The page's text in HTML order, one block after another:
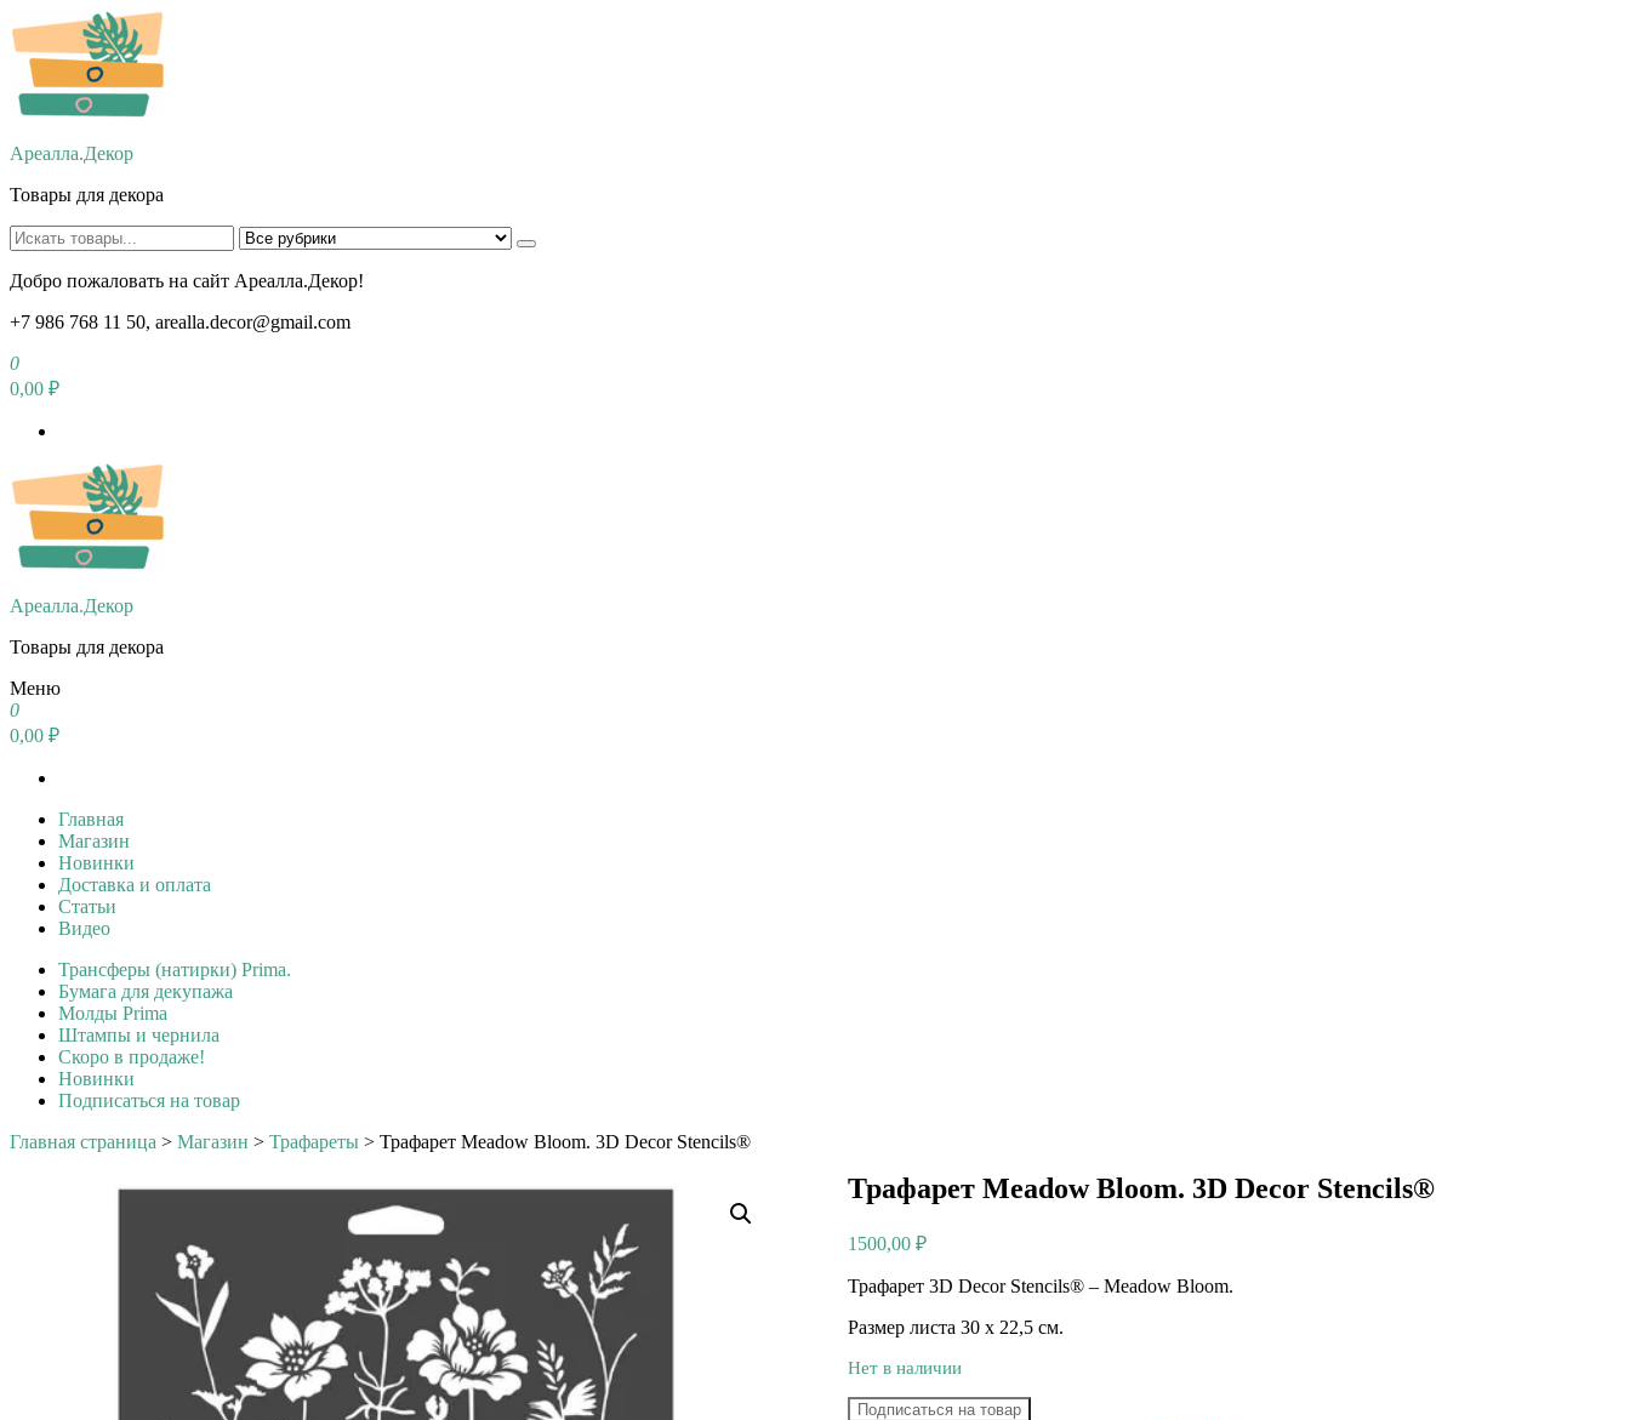
Перейти
к
содержимому
Ареалла.Декор
Товары для декора
Добро пожаловать на сайт Ареалла.Декор!
+7 986 768 11 50, arealla.decor@gmail.com
0
0,00 ₽
Ареалла.Декор
Товары для декора
Меню
0
0,00 ₽
Главная
Магазин
Новинки
Доставка и оплата
Статьи
Видео
Трансферы (натирки) Prima.
Бумага для декупажа
Молды Prima
Штампы и чернила
Скоро в продаже!
Новинки
Подписаться на товар
Главная страница > Магазин > Трафареты > Трафарет Meadow Bloom. 3D Decor Stencils®
Трафарет Meadow Bloom. 3D Decor Stencils®
1500,00 ₽
Трафарет 3D Decor Stencils® – Meadow Bloom.
Размер листа 30 х 22,5 см.
Нет в наличии
Подписаться на товар